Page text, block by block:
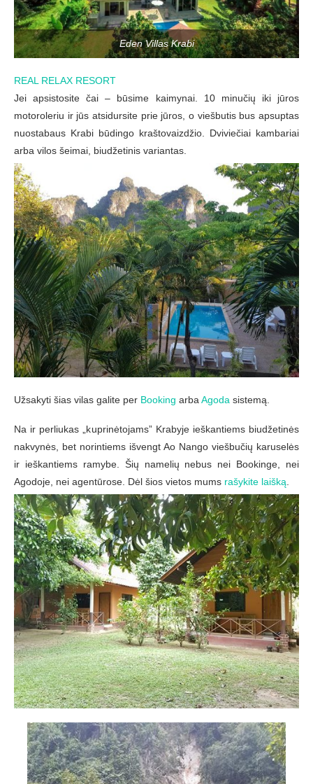
Eden Villas Krabi
REAL RELAX RESORT
Jei apsistosite čai – būsime kaimynai. 10 minučių iki jūros
motoroleriu ir jūs atsidursite prie jūros, o viešbutis bus apsuptas
nuostabaus Krabi būdingo kraštovaizdžio. Dviviečiai kambariai
arba vilos šeimai, biudžetinis variantas.
Užsakyti šias vilas galite per Booking arba Agoda sistemą.
Na ir perliukas „kuprinėtojams” Krabyje ieškantiems biudžetinės
nakvynės, bet norintiems išvengt Ao Nango viešbučių karuselės
ir ieškantiems ramybe. Šių namelių nebus nei Bookinge, nei
Agodoje, nei agentūrose. Dėl šios vietos mums rašykite laišką